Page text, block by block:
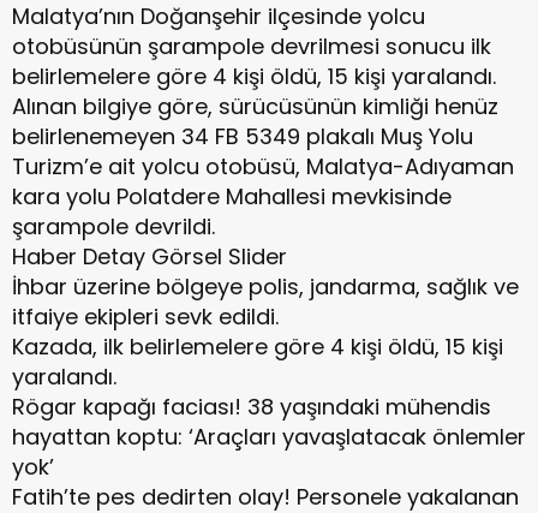
Malatya’nın Doğanşehir ilçesinde yolcu
otobüsünün şarampole devrilmesi sonucu ilk
belirlemelere göre 4 kişi öldü, 15 kişi yaralandı.
Alınan bilgiye göre, sürücüsünün kimliği henüz
belirlenemeyen 34 FB 5349 plakalı Muş Yolu
Turizm’e ait yolcu otobüsü, Malatya-Adıyaman
kara yolu Polatdere Mahallesi mevkisinde
şarampole devrildi.
Haber Detay Görsel Slider
İhbar üzerine bölgeye polis, jandarma, sağlık ve
itfaiye ekipleri sevk edildi.
Kazada, ilk belirlemelere göre 4 kişi öldü, 15 kişi
yaralandı.
Rögar kapağı faciası! 38 yaşındaki mühendis
hayattan koptu: ‘Araçları yavaşlatacak önlemler
yok’
Fatih’te pes dedirten olay! Personele yakalanan